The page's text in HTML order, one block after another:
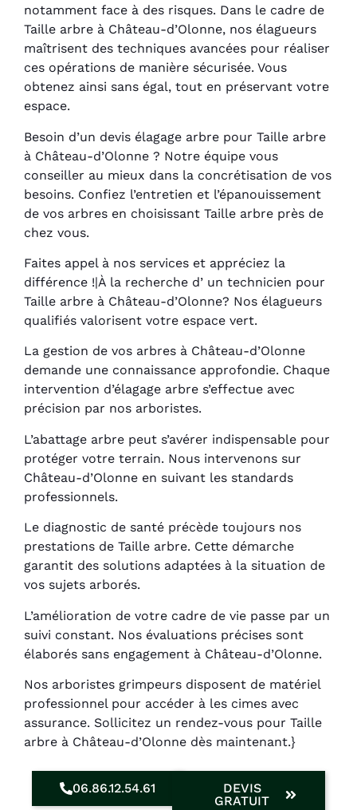
notamment face à des risques. Dans le cadre de
Taille arbre à Château-d’Olonne, nos élagueurs
maîtrisent des techniques avancées pour réaliser
ces opérations de manière sécurisée. Vous
obtenez ainsi sans égal, tout en préservant votre
espace.
Besoin d’un devis élagage arbre pour Taille arbre
à Château-d’Olonne ? Notre équipe vous
conseiller au mieux dans la concrétisation de vos
besoins. Confiez l’entretien et l’épanouissement
de vos arbres en choisissant Taille arbre près de
chez vous.
Faites appel à nos services et appréciez la
différence !|À la recherche d’ un technicien pour
Taille arbre à Château-d’Olonne? Nos élagueurs
qualifiés valorisent votre espace vert.
La gestion de vos arbres à Château-d’Olonne
demande une connaissance approfondie. Chaque
intervention d’élagage arbre s’effectue avec
précision par nos arboristes.
L’abattage arbre peut s’avérer indispensable pour
protéger votre terrain. Nous intervenons sur
Château-d’Olonne en suivant les standards
professionnels.
Le diagnostic de santé précède toujours nos
prestations de Taille arbre. Cette démarche
garantit des solutions adaptées à la situation de
vos sujets arborés.
L’amélioration de votre cadre de vie passe par un
suivi constant. Nos évaluations précises sont
élaborés sans engagement à Château-d’Olonne.
Nos arboristes grimpeurs disposent de matériel
professionnel pour accéder à les cimes avec
assurance. Sollicitez un rendez-vous pour Taille
arbre à Château-d’Olonne dès maintenant.}
06.86.12.54.61
DEVIS
GRATUIT